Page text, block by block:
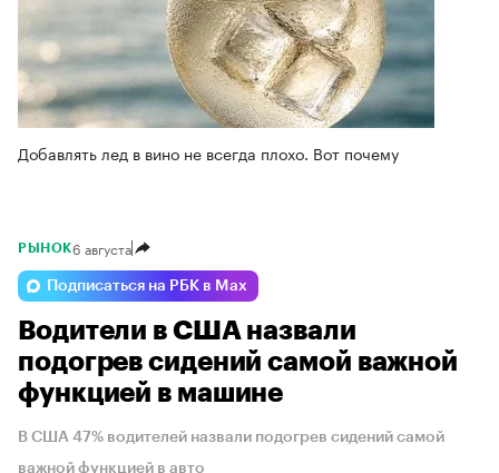
Добавлять лед в вино не всегда плохо. Вот почему
РЫНОК6 августа
Подписаться на РБК в Max
Водители в США назвали
подогрев сидений самой важной
функцией в машине
В США 47% водителей назвали подогрев сидений самой
важной функцией в авто